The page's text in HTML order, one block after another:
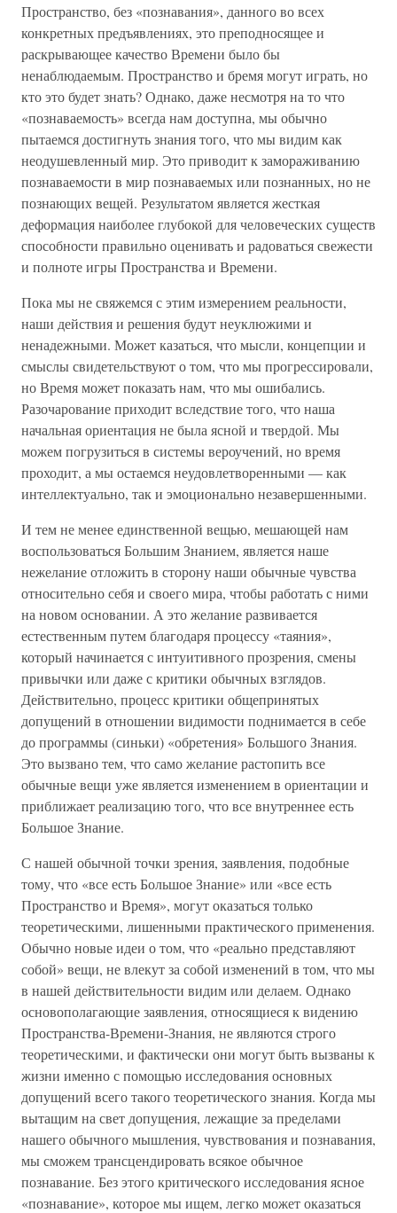
Пространство, без «познавания», данного во всех
конкретных предъявлениях, это преподносящее и
раскрывающее качество Времени было бы
ненаблюдаемым. Пространство и бремя могут играть, но
кто это будет знать? Однако, даже несмотря на то что
«познаваемость» всегда нам доступна, мы обычно
пытаемся достигнуть знания того, что мы видим как
неодушевленный мир. Это приводит к замораживанию
познаваемости в мир познаваемых или познанных, но не
познающих вещей. Результатом является жесткая
деформация наиболее глубокой для человеческих существ
способности правильно оценивать и радоваться свежести
и полноте игры Пространства и Времени.
Пока мы не свяжемся с этим измерением реальности,
наши действия и решения будут неуклюжими и
ненадежными. Может казаться, что мысли, концепции и
смыслы свидетельствуют о том, что мы прогрессировали,
но Время может показать нам, что мы ошибались.
Разочарование приходит вследствие того, что наша
начальная ориентация не была ясной и твердой. Мы
можем погрузиться в системы вероучений, но время
проходит, а мы остаемся неудовлетворенными — как
интеллектуально, так и эмоционально незавершенными.
И тем не менее единственной вещью, мешающей нам
воспользоваться Большим Знанием, является наше
нежелание отложить в сторону наши обычные чувства
относительно себя и своего мира, чтобы работать с ними
на новом основании. А это желание развивается
естественным путем благодаря процессу «таяния»,
который начинается с интуитивного прозрения, смены
привычки или даже с критики обычных взглядов.
Действительно, процесс критики общепринятых
допущений в отношении видимости поднимается в себе
до программы (синьки) «обретения» Большого Знания.
Это вызвано тем, что само желание растопить все
обычные вещи уже является изменением в ориентации и
приближает реализацию того, что все внутреннее есть
Большое Знание.
С нашей обычной точки зрения, заявления, подобные
тому, что «все есть Большое Знание» или «все есть
Пространство и Время», могут оказаться только
теоретическими, лишенными практического применения.
Обычно новые идеи о том, что «реально представляют
собой» вещи, не влекут за собой изменений в том, что мы
в нашей действительности видим или делаем. Однако
основополагающие заявления, относящиеся к видению
Пространства-Времени-Знания, не являются строго
теоретическими, и фактически они могут быть вызваны к
жизни именно с помощью исследования основных
допущений всего такого теоретического знания. Когда мы
вытащим на свет допущения, лежащие за пределами
нашего обычного мышления, чувствования и познавания,
мы сможем трансцендировать всякое обычное
познавание. Без этого критического исследования ясное
«познавание», которое мы ищем, легко может оказаться